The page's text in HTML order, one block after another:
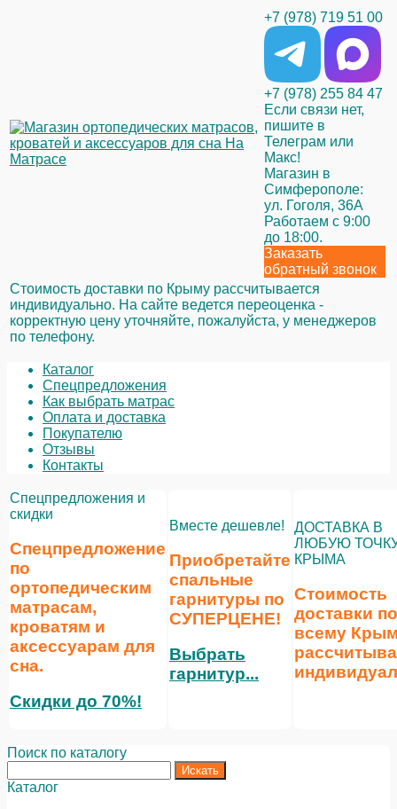
+7 (978) 719 51 00
+7 (978) 255 84 47
Если связи нет,
пишите в
Телеграм или
Макс!
Магазин в
Симферополе:
ул. Гоголя, 36А
Работаем с 9:00
до 18:00.
Заказать
обратный звонок
Стоимость доставки по Крыму рассчитывается
индивидуально. На сайте ведется переоценка -
корректную цену уточняйте, пожалуйста, у менеджеров
по телефону.
Каталог
Спецпредложения
Как выбрать матрас
Оплата и доставка
Покупателю
Отзывы
Контакты
Спецпредложения и
скидки
Спецпредложение
по
ортопедическим
матрасам,
кроватям и
аксессуарам для
сна.
Скидки до 70%!
Вместе дешевле!
Приобретайте
спальные
гарнитуры по
СУПЕРЦЕНЕ!
Выбрать
гарнитур...
ДОСТАВКА В
ЛЮБУЮ
КРЫМА
Стоимость
доставки по
всему
Поиск по каталогу
Каталог